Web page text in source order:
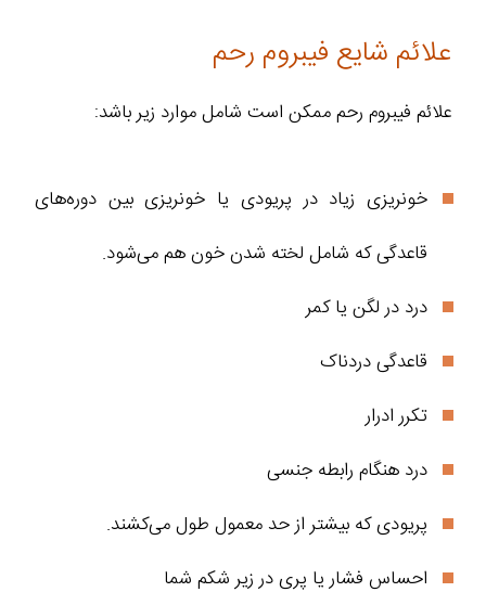
علائم شایع فیبروم رحم
علائم فیبروم رحم ممکن است شامل موارد زیر باشد:
خونریزی زیاد در پریودی یا خونریزی بین دوره‌های
قاعدگی که شامل لخته شدن خون هم می‌شود.
درد در لگن یا کمر
قاعدگی دردناک
تکرر ادرار
درد هنگام رابطه جنسی
پریودی که بیشتر از حد معمول طول می‌کشند.
احساس فشار یا پری در زیر شکم شما